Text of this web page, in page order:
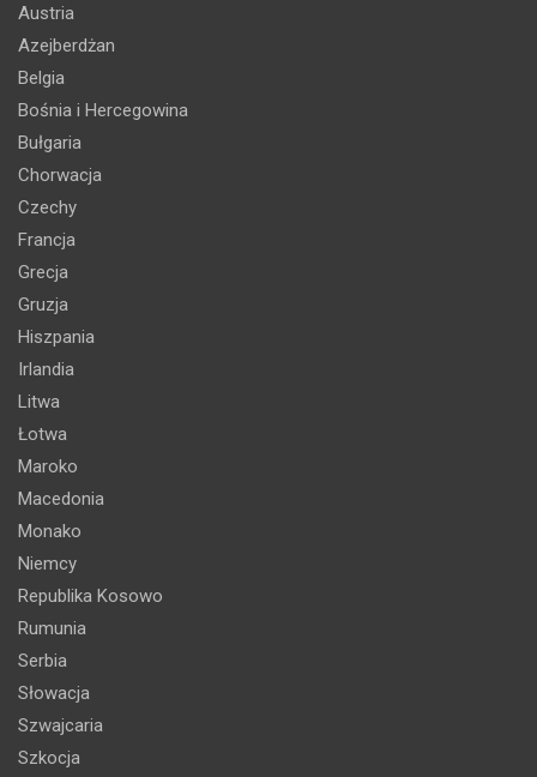
Austria
Azejberdżan
Belgia
Bośnia i Hercegowina
Bułgaria
Chorwacja
Czechy
Francja
Grecja
Gruzja
Hiszpania
Irlandia
Litwa
Łotwa
Maroko
Macedonia
Monako
Niemcy
Republika Kosowo
Rumunia
Serbia
Słowacja
Szwajcaria
Szkocja